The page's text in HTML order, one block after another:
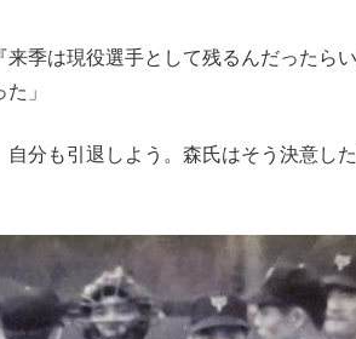
来季は現役選手として残るんだったら
」
分も引退しよう。森氏はそう決意し